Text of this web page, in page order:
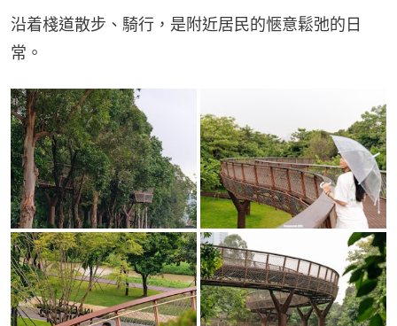
沿着棧道散步、騎行，是附近居民的愜意鬆弛的日
常。